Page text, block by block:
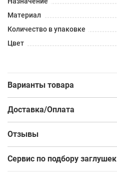
Материал
Количество в упаковке
Цвет
Варианты товара
Доставка/Оплата
Отзывы
Сервис по подбору заглушек